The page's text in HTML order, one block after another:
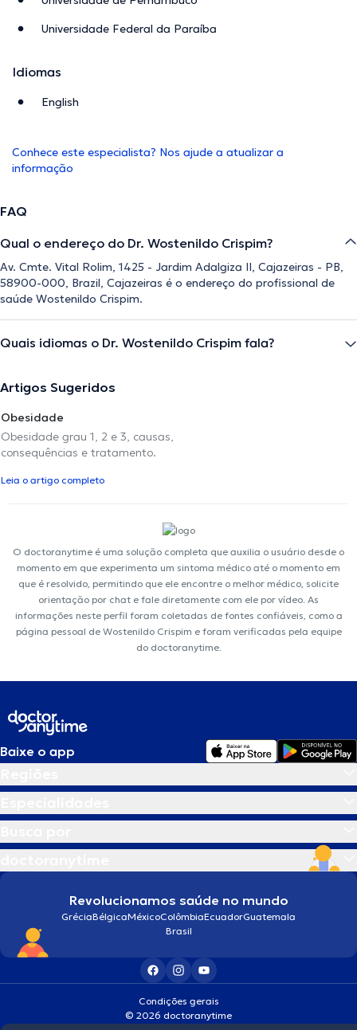
Universidade Federal da Paraíba
Idiomas
English
Conhece este especialista? Nos ajude a atualizar a
informação
FAQ
Qual o endereço do Dr. Wostenildo Crispim?
Av. Cmte. Vital Rolim, 1425 - Jardim Adalgiza II, Cajazeiras - PB,
58900-000, Brazil, Cajazeiras é o endereço do profissional de
saúde Wostenildo Crispim.
Quais idiomas o Dr. Wostenildo Crispim fala?
Artigos Sugeridos
Obesidade
Obesidade grau 1, 2 e 3, causas,
consequências e tratamento.
Leia o artigo completo
O doctoranytime é uma solução completa que auxilia o usuário desde o
momento em que experimenta um sintoma médico até o momento em
que é resolvido, permitindo que ele encontre o melhor médico, solicite
orientação por chat e fale diretamente com ele por vídeo. As
informações neste perfil foram coletadas de fontes confiáveis, como a
página pessoal de Wostenildo Crispim e foram verificadas pela equipe
do doctoranytime.
Baixe o app
Revolucionamos saúde no mundo
GréciaBélgicaMéxicoColômbiaEcuadorGuatemala
Brasil
Condições gerais
© 2026 doctoranytime